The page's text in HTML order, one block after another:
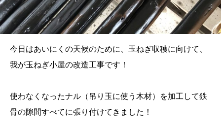
今日はあいにくの天候のために、玉ねぎ収穫に向けて、
我が玉ねぎ小屋の改造工事です！
使わなくなったナル（吊り玉に使う木材）を加工して鉄
骨の隙間すべてに張り付けてきました！